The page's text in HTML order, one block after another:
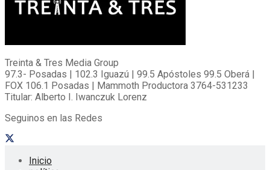
Treinta & Tres Media Group
97.3- Posadas | 102.3 Iguazú | 99.5 Apóstoles 99.5 Oberá |
FOX 106.1 Posadas | Mammoth Productora 3764-531233
Titular: Alberto I. Iwanczuk Lorenz
Seguinos en las Redes
Inicio